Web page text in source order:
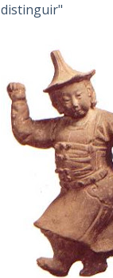
distinguir"